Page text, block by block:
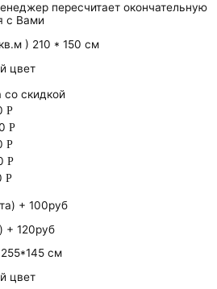
пересчитает окончательную
с Вами
) 210 * 150 см
цвет
со скидкой
Р
Р
Р
Р
Р
+ 100руб
+ 120руб
см
цвет